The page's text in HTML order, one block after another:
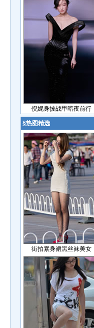
倪妮身披战甲暗夜前行
§热图精选
街拍紧身裙黑丝袜美女